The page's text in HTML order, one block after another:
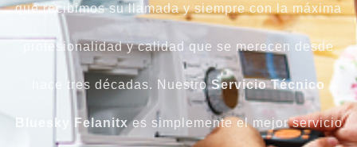
que recibimos su llamada y siempre con la máxima
profesionalidad y calidad que se merecen desde
hace tres décadas. NuestroServicio Técnico
Bluesky Felanitxes simplemente el mejor servicio